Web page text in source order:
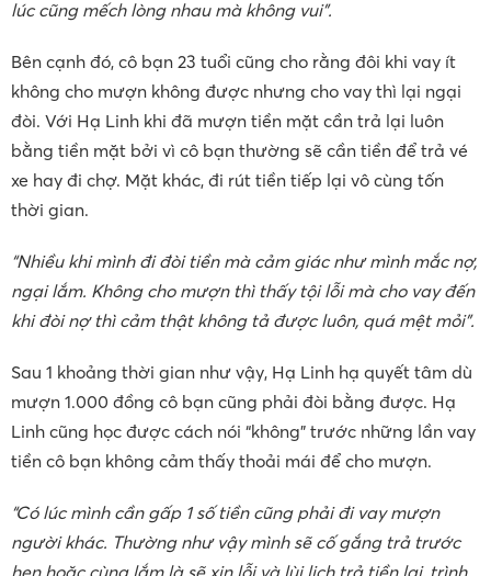
lúc cũng mếch lòng nhau mà không vui”.
Bên cạnh đó, cô bạn 23 tuổi cũng cho rằng đôi khi vay ít
không cho mượn không được nhưng cho vay thì lại ngại
đòi. Với Hạ Linh khi đã mượn tiền mặt cần trả lại luôn
bằng tiền mặt bởi vì cô bạn thường sẽ cần tiền để trả vé
xe hay đi chợ. Mặt khác, đi rút tiền tiếp lại vô cùng tốn
thời gian.
“Nhiều khi mình đi đòi tiền mà cảm giác như mình mắc nợ,
ngại lắm. Không cho mượn thì thấy tội lỗi mà cho vay đến
khi đòi nợ thì cảm thật không tả được luôn, quá mệt mỏi”.
Sau 1 khoảng thời gian như vậy, Hạ Linh hạ quyết tâm dù
mượn 1.000 đồng cô bạn cũng phải đòi bằng được. Hạ
Linh cũng học được cách nói “không” trước những lần vay
tiền cô bạn không cảm thấy thoải mái để cho mượn.
“Có lúc mình cần gấp 1 số tiền cũng phải đi vay mượn
người khác. Thường như vậy mình sẽ cố gắng trả trước